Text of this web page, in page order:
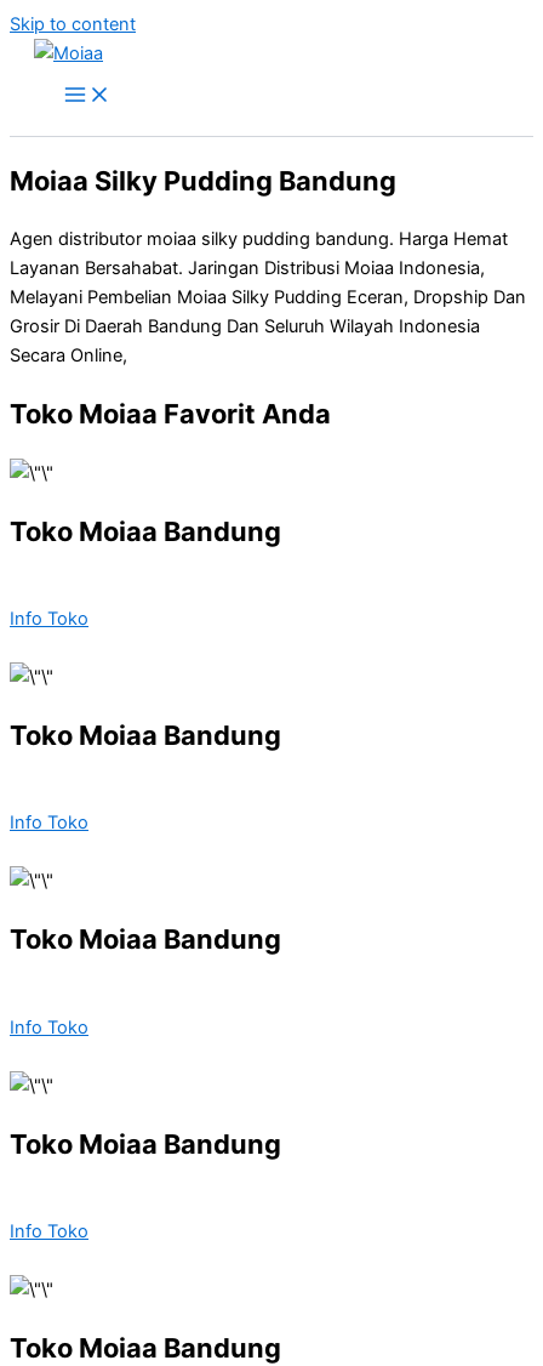
Skip to content
Moiaa Silky Pudding Bandung
Agen distributor moiaa silky pudding bandung. Harga Hemat
Layanan Bersahabat. Jaringan Distribusi Moiaa Indonesia,
Melayani Pembelian Moiaa Silky Pudding Eceran, Dropship Dan
Grosir Di Daerah Bandung Dan Seluruh Wilayah Indonesia
Secara Online,
Toko Moiaa Favorit Anda
Toko Moiaa Bandung
Info Toko
Toko Moiaa Bandung
Info Toko
Toko Moiaa Bandung
Info Toko
Toko Moiaa Bandung
Info Toko
Toko Moiaa Bandung